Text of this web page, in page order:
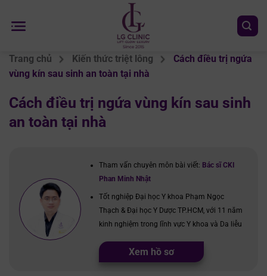
đến
Trang chủ Kiến thức triệt lông
Cách điều trị ngứa
vùng kín sau sinh an toàn tại nhà
Cách điều trị ngứa vùng kín sau sinh
an toàn tại nhà
Tham vấn chuyên môn bài viết: Bác sĩ CKI
Phan Minh Nhật
Tốt nghiệp Đại học Y khoa Phạm Ngọc
Thạch & Đại học Y Dược TP.HCM, với 11 năm
kinh nghiệm trong lĩnh vực Y khoa và Da liễu
Xem hồ sơ